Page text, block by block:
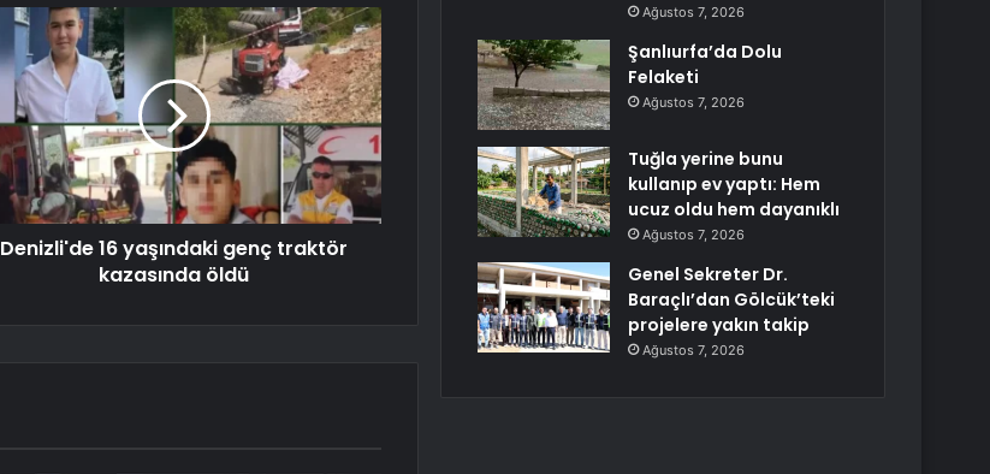
Denizli'de 16 yaşındaki genç traktör
kazasında öldü
Ağustos 7, 2026
Şanlıurfa’da Dolu
Felaketi
Ağustos 7, 2026
Tuğla yerine bunu
kullanıp ev yaptı: Hem
ucuz oldu hem dayanıklı
Ağustos 7, 2026
Genel Sekreter Dr.
Baraçlı’dan Gölcük’teki
projelere yakın takip
Ağustos 7, 2026